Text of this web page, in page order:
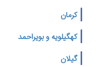
کرمان
کهگیلویه و بویراحمد
گیلان